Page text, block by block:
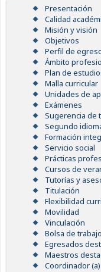
Presentación
Calidad
Misión y visión
Objetivos
Perfil de
Ámbito
Plan de
Malla curricular
Unidades de
Exámenes
Sugerencia de
Segundo
Formación
Servicio social
Prácticas
Cursos de
Tutorías y
Titulación
Flexibilidad
Movilidad
Vinculación
Bolsa de trabajo
Egresados
Maestros
Coordinador (a)